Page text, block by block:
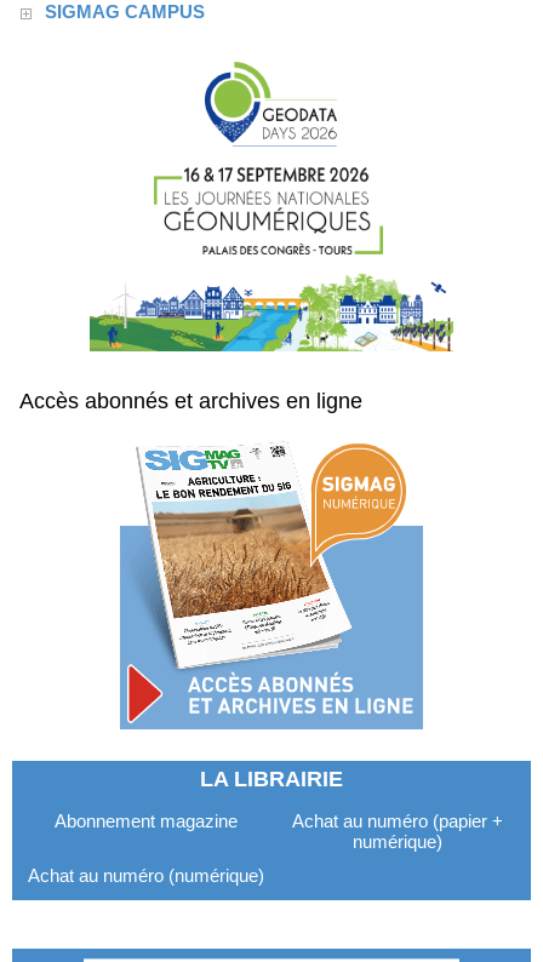
SIGMAG CAMPUS
Accès abonnés et archives en ligne
LA LIBRAIRIE
Abonnement magazine
Achat au numéro (papier +
numérique)
Achat au numéro (numérique)